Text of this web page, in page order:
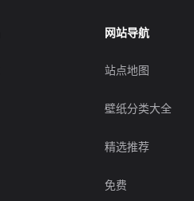
网站导航
站点地图
壁纸分类大全
精选推荐
免费